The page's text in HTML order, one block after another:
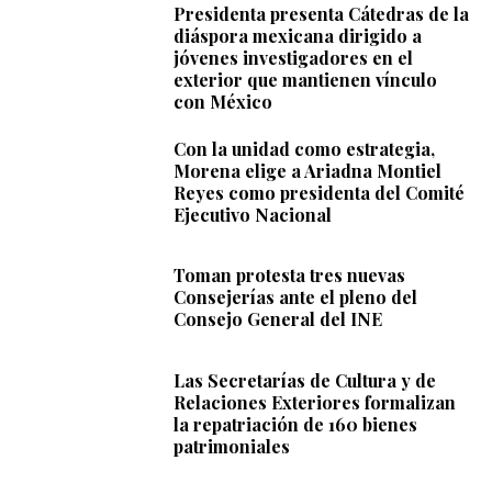
Presidenta presenta Cátedras de la
diáspora mexicana dirigido a
jóvenes investigadores en el
exterior que mantienen vínculo
con México
Con la unidad como estrategia,
Morena elige a Ariadna Montiel
Reyes como presidenta del Comité
Ejecutivo Nacional
Toman protesta tres nuevas
Consejerías ante el pleno del
Consejo General del INE
Las Secretarías de Cultura y de
Relaciones Exteriores formalizan
la repatriación de 160 bienes
patrimoniales